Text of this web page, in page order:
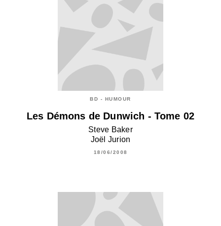
BD - HUMOUR
Les Démons de Dunwich - Tome 02
Steve Baker
Joël Jurion
18/06/2008